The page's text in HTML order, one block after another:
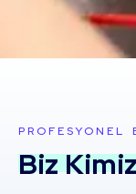
Biz